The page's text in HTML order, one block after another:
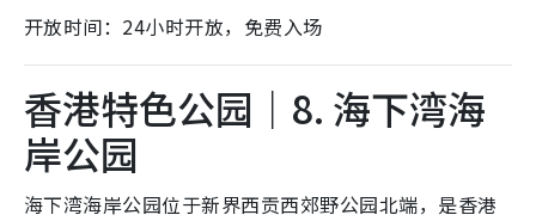
开放时间：24小时开放，免费入场
香港特色公园｜8. 海下湾海
岸公园
海下湾海岸公园位于新界西贡西郊野公园北端，是香港